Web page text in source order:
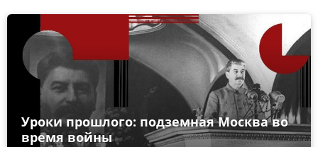
Уроки прошлого: подземная Москва во
время войны